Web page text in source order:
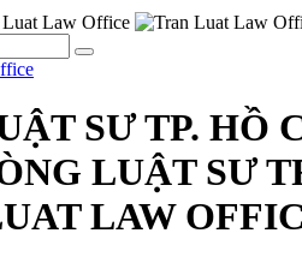
SƯ TP. HỒ
LUẬT SƯ
LAW